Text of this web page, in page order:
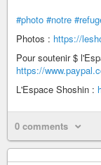
#photo #notre
Photos : https://
Pour soutenir $
https://
L'Espace Shoshin :
0 comments